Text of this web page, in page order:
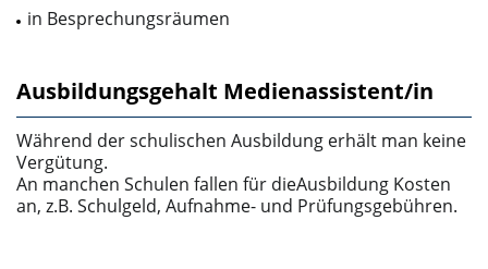
in Besprechungsräumen
Ausbildungsgehalt Medienassistent/in
Während der schulischen Ausbildung erhält man keine
Vergütung.
An manchen Schulen fallen für dieAusbildung Kosten
an, z.B. Schulgeld, Aufnahme- und Prüfungsgebühren.